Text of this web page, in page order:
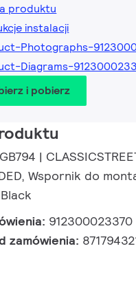
produktu
instalacji
Photographs-
Diagrams-
i pobierz
|
Wspornik do
912300023370
zamówienia: